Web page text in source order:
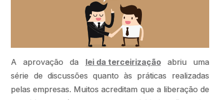
A aprovação da lei da terceirizaçãoabriu uma
série de discussões quanto às práticas realizadas
pelas empresas. Muitos acreditam que a liberação de